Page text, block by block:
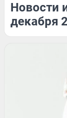
Новости
декабря